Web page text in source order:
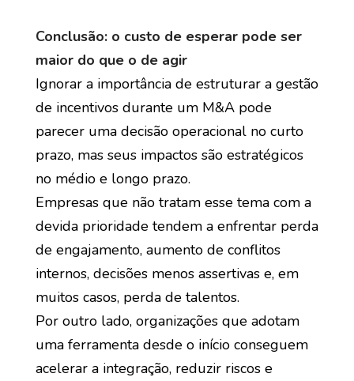
Conclusão: o custo de esperar pode ser
maior do que o de agir
Ignorar a importância de estruturar a gestão
de incentivos durante um M&A pode
parecer uma decisão operacional no curto
prazo, mas seus impactos são estratégicos
no médio e longo prazo.
Empresas que não tratam esse tema com a
devida prioridade tendem a enfrentar perda
de engajamento, aumento de conflitos
internos, decisões menos assertivas e, em
muitos casos, perda de talentos.
Por outro lado, organizações que adotam
uma ferramenta desde o início conseguem
acelerar a integração, reduzir riscos e